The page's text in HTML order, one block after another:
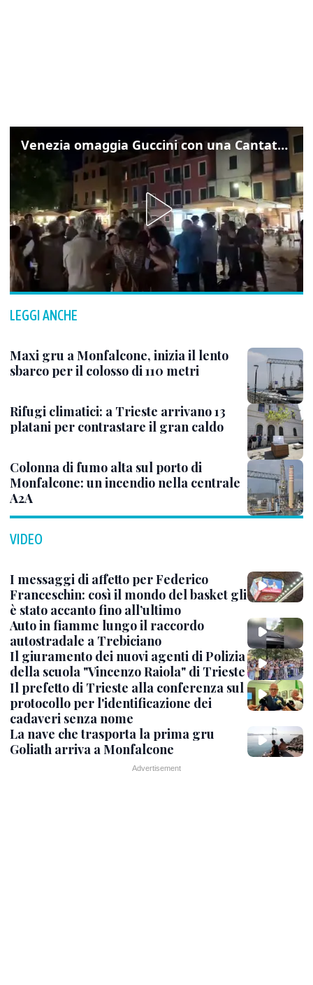
Venezia omaggia Guccini con una Cantata Anarchica in campo Santa Margherita
LEGGI ANCHE
Maxi gru a Monfalcone, inizia il lento
sbarco per il colosso di 110 metri
Rifugi climatici: a Trieste arrivano 13
platani per contrastare il gran caldo
Colonna di fumo alta sul porto di
Monfalcone: un incendio nella centrale
A2A
VIDEO
I messaggi di affetto per Federico
Franceschin: così il mondo del basket gli
è stato accanto fino all’ultimo
Auto in fiamme lungo il raccordo
autostradale a Trebiciano
Il giuramento dei nuovi agenti di Polizia
della scuola "Vincenzo Raiola" di Trieste
Il prefetto di Trieste alla conferenza sul
protocollo per l'identificazione dei
cadaveri senza nome
La nave che trasporta la prima gru
Goliath arriva a Monfalcone